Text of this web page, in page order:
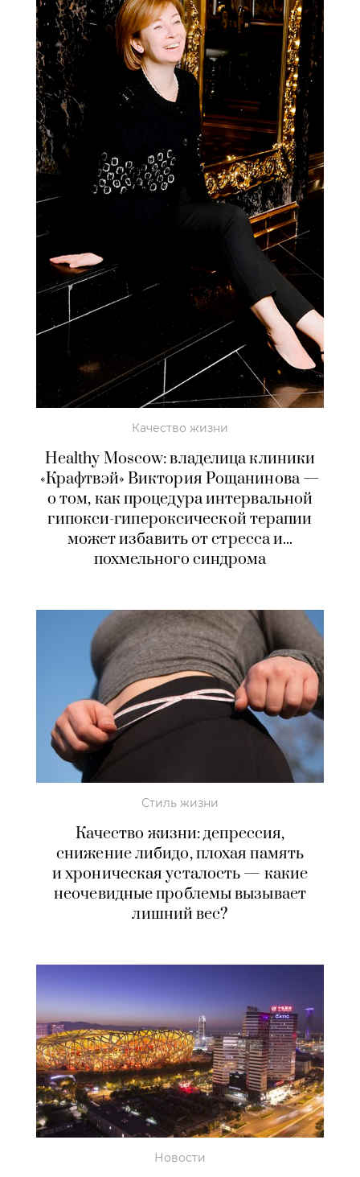
Качество жизни
Healthy Moscow: владелица клиники
«Крафтвэй» Виктория Рощанинова —
о том, как процедура интервальной
гипокси-гипероксической терапии
может избавить от стресса и...
похмельного синдрома
Стиль жизни
Качество жизни: депрессия,
снижение либидо, плохая память
и хроническая усталость — какие
неочевидные проблемы вызывает
лишний вес?
Новости